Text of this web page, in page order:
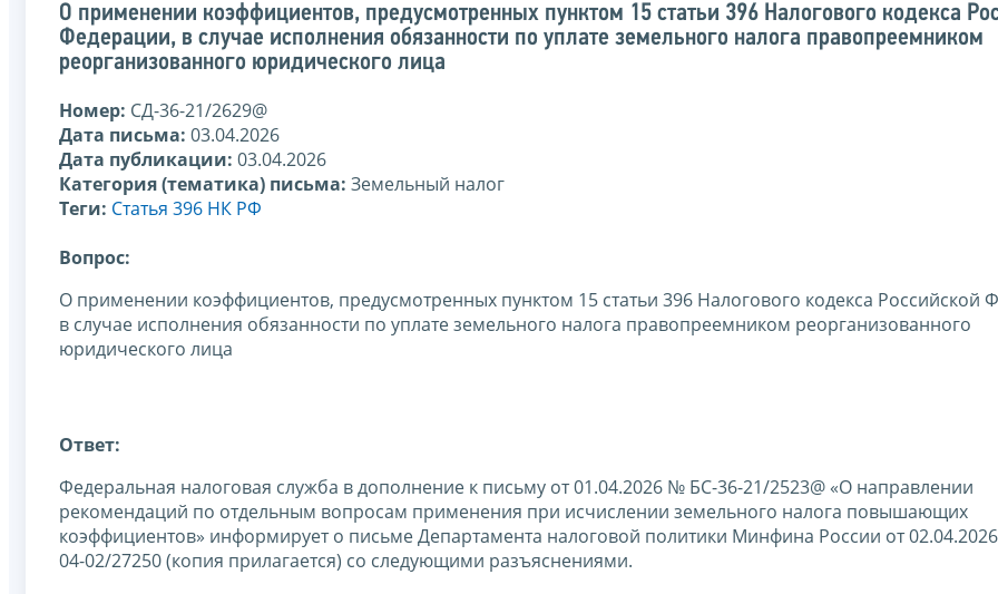
О применении коэффициентов, предусмотренных пунктом 15 статьи 396 Налогового кодекса
Федерации, в случае исполнения обязанности по уплате земельного налога правопреемником
реорганизованного юридического лица
Номер: СД-36-21/2629@
Дата письма: 03.04.2026
Дата публикации: 03.04.2026
Категория (тематика) письма: Земельный налог
Теги: Статья 396 НК РФ
Вопрос:
О применении коэффициентов, предусмотренных пунктом 15 статьи 396 Налогового кодекса Российской
в случае исполнения обязанности по уплате земельного налога правопреемником реорганизованного
юридического лица
Ответ:
Федеральная налоговая служба в дополнение к письму от 01.04.2026 № БС-36-21/2523@ «О направлении
рекомендаций по отдельным вопросам применения при исчислении земельного налога повышающих
коэффициентов» информирует о письме Департамента налоговой политики Минфина России от
04-02/27250 (копия прилагается) со следующими разъяснениями.